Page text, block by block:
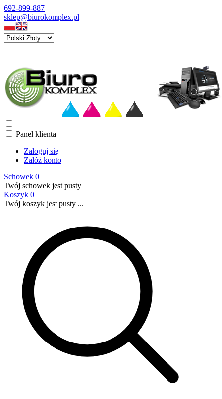
692-899-887
sklep@biurokomplex.pl
Panel klienta
Zaloguj się
Załóż konto
Schowek 0
Twój schowek jest pusty
Koszyk 0
Twój koszyk jest pusty ...